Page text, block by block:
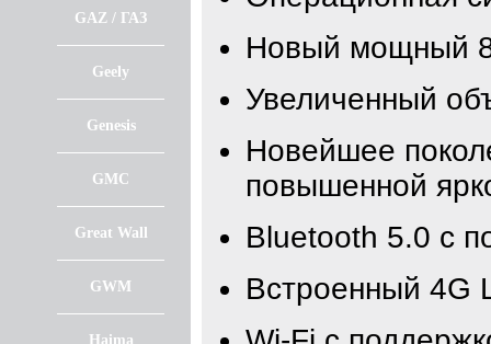
GAZ / ГАЗ
Geely
Genesis
GMC
Great Wall
GWM
Haima
Новый мощный
Увеличенный
Новейшее
повышенной
Bluetooth 5.0 с
Встроенный 4G